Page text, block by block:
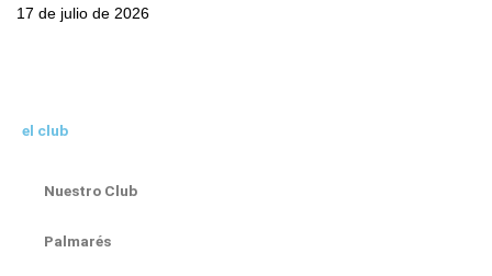
17 de julio de 2026
el club
Nuestro Club
Palmarés